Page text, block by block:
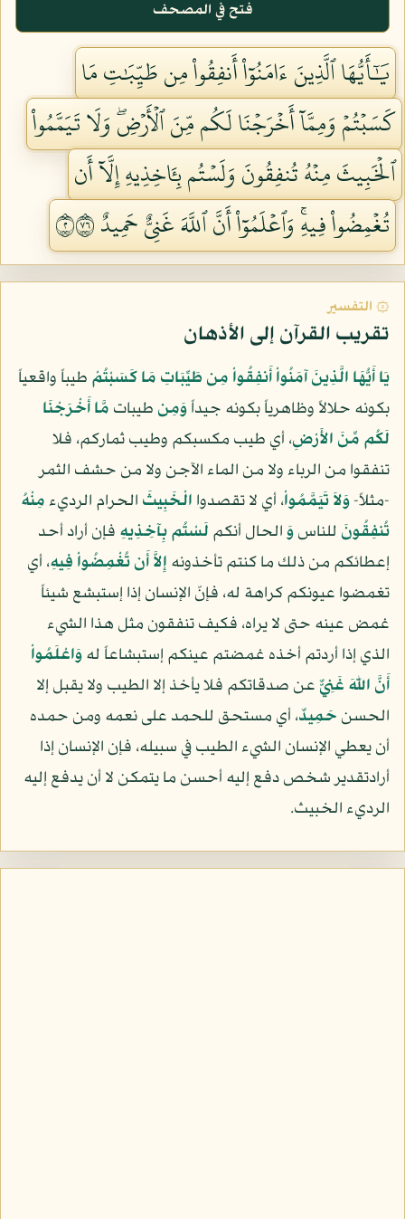
فتح في المصحف
يَٰٓأَيُّهَا ٱلَّذِينَ ءَامَنُوٓاْ أَنفِقُواْ مِن طَيِّبَٰتِ مَا
كَسَبۡتُمۡ وَمِمَّآ أَخۡرَجۡنَا لَكُم مِّنَ ٱلۡأَرۡضِۖ وَلَا تَيَمَّمُواْ
ٱلۡخَبِيثَ مِنۡهُ تُنفِقُونَ وَلَسۡتُم بِـَٔاخِذِيهِ إِلَّآ أَن
تُغۡمِضُواْ فِيهِۚ وَٱعۡلَمُوٓاْ أَنَّ ٱللَّهَ غَنِيٌّ حَمِيدٌ ٢٦٧
۞ التفسير
تقريب القرآن إلى الأذهان
يَا أَيُّهَا الَّذِينَ آمَنُواْ أَنفِقُواْ مِن طَيِّبَاتِ مَا كَسَبْتُمْ طيباً واقعياً
بكونه حلالاً وظاهرياً بكونه جيداًوَمِن طيبات مَّا أَخْرَجْنَا
لَكُم مِّنَ الأَرْضِ، أي طيب مكسبكم وطيب ثماركم، فلا
تنفقوا من الرباء ولا من الماء الآجن ولا من حشف الثمر
-مثلاً-وَلاَ تَيَمَّمُواْ، أي لا تقصدوا الْخَبِيثَ الحرام الرديءمِنْهُ
تُنفِقُونَ للناسوَالحال أنكم لَسْتُم بِآخِذِيهِ فإن أراد أحد
إعطائكم من ذلك ما كنتم تأخذونه إِلاَّ أَن تُغْمِضُواْ فِيهِ، أي
تغمضوا عيونكم كراهة له، فإنّ الإنسان إذا إستبشع شيئاً
غمض عينه حتى لا يراه، فكيف تنفقون مثل هذا الشيء
الذي إذا أردتم أخذه غمضتم عينكم إستبشاعاً لهوَاعْلَمُواْ
أَنَّ اللّهَ غَنِيٌّعن صدقاتكم فلا يأخذ إلا الطيب ولا يقبل إلا
الحسن حَمِيدٌ، أي مستحق للحمد على نعمه ومن حمده
أن يعطي الإنسان الشيء الطيب في سبيله، فإن الإنسان إذا
أرادتقدير شخص دفع إليه أحسن ما يتمكن لا أن يدفع إليه
الرديء الخبيث.